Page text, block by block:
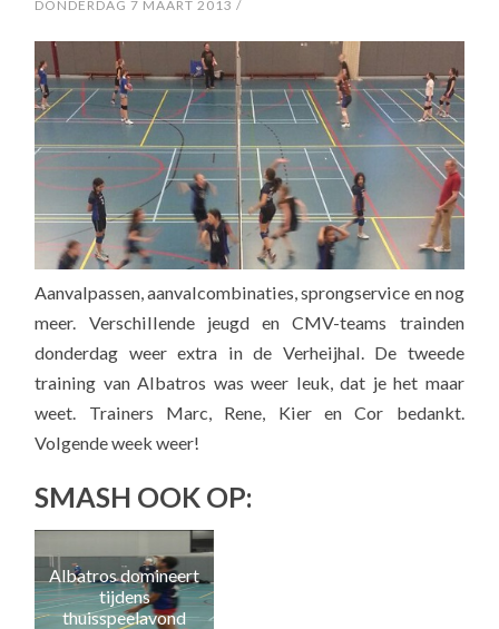
DONDERDAG 7 MAART 2013 /
Aanvalpassen, aanvalcombinaties, sprongservice en nog
meer. Verschillende jeugd en CMV-teams trainden
donderdag weer extra in de Verheijhal. De tweede
training van Albatros was weer leuk, dat je het maar
weet. Trainers Marc, Rene, Kier en Cor bedankt.
Volgende week weer!
SMASH OOK OP:
Albatros domineert
tijdens
thuisspeelavond